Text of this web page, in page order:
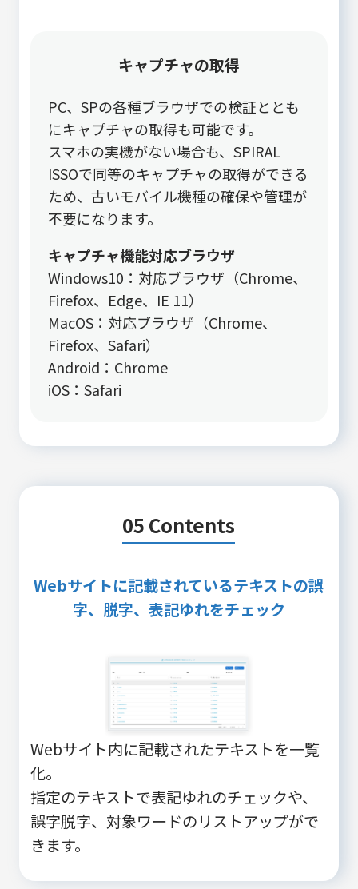
キャプチャの取得
PC、SPの各種ブラウザでの検証ととも
にキャプチャの取得も可能です。
スマホの実機がない場合も、SPIRAL
ISSOで同等のキャプチャの取得ができる
ため、古いモバイル機種の確保や管理が
不要になります。
キャプチャ機能対応ブラウザ
Windows10：対応ブラウザ（Chrome、
Firefox、Edge、IE 11）
MacOS：対応ブラウザ（Chrome、
Firefox、Safari）
Android：Chrome
iOS：Safari
05 Contents
Webサイトに記載されているテキストの誤
字、脱字、表記ゆれをチェック
Webサイト内に記載されたテキストを一覧
化。
指定のテキストで表記ゆれのチェックや、
誤字脱字、対象ワードのリストアップがで
きます。